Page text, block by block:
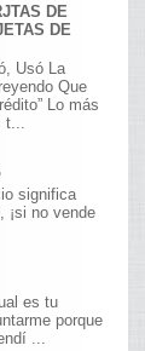
DE
DE
Usó La
Que
Lo más
t...
significa
¡si no vende
es tu
porque
...